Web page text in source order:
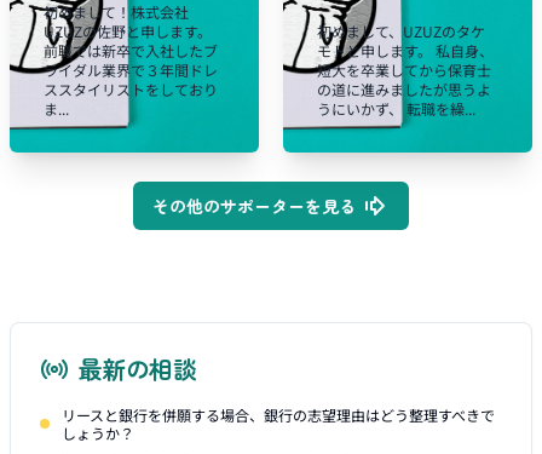
初めまして！株式会社
UZUZの佐野と申します。
前職では新卒で入社したブ
ライダル業界で３年間ドレ
ススタイリストをしており
ま...
初めまして、UZUZのタケ
モトと申します。 私自身、
短大を卒業してから保育士
の道に進みましたが思うよ
うにいかず、 転職を繰...
その他のサポーターを見る
最新の相談
リースと銀行を併願する場合、銀行の志望理由はどう整理すべきで
しょうか？